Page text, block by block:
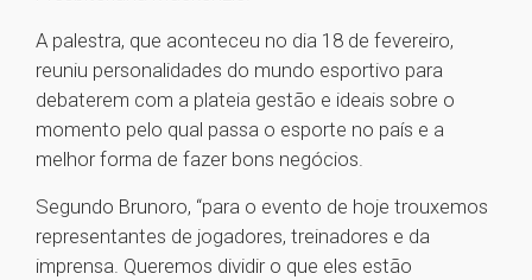
A palestra, que aconteceu no dia 18 de fevereiro,
reuniu personalidades do mundo esportivo para
debaterem com a plateia gestão e ideais sobre o
momento pelo qual passa o esporte no país e a
melhor forma de fazer bons negócios.
Segundo Brunoro, “para o evento de hoje trouxemos
representantes de jogadores, treinadores e da
imprensa. Queremos dividir o que eles estão